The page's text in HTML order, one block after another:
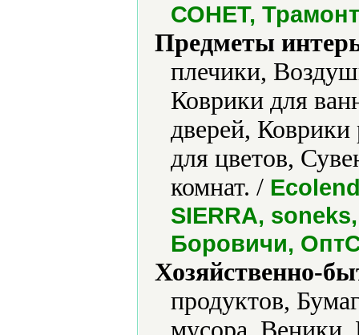
СОНЕТ,
Предметы
плечики,
Коврики для
дверей,
для цветов,
комнат. /
SIERRA,
Боровичи,
Хозяйственно-
продуктов,